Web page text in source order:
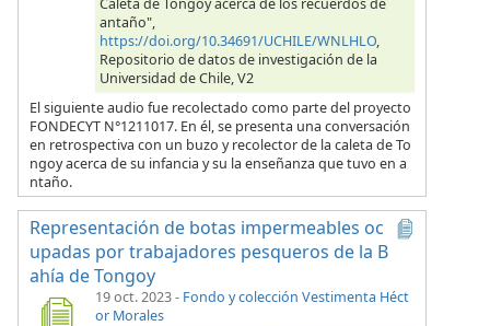
antaño",
https://doi.org/10.34691/UCHILE/WNLHLO,
Repositorio de datos de investigación de la
Universidad de Chile, V2
El siguiente audio fue recolectado como parte del proyecto
FONDECYT N°1211017. En él, se presenta una conversación
en retrospectiva con un buzo y recolector de la caleta de To
ngoy acerca de su infancia y su la enseñanza que tuvo en a
ntaño.
Representación de botas impermeables oc
upadas por trabajadores pesqueros de la B
ahía de Tongoy
19 oct. 2023- Fondo y colección Vestimenta Héct
or Morales